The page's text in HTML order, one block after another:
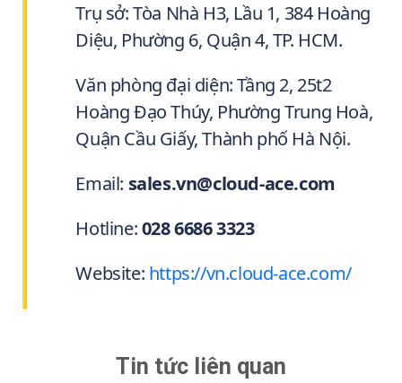
Trụ sở: Tòa Nhà H3, Lầu 1, 384 Hoàng
Diệu, Phường 6, Quận 4, TP. HCM.
Văn phòng đại diện: Tầng 2, 25t2
Hoàng Đạo Thúy, Phường Trung Hoà,
Quận Cầu Giấy, Thành phố Hà Nội.
Email: sales.vn@cloud-ace.com
Hotline:028 6686 3323
Website: https://vn.cloud-ace.com/
Tin tức liên quan